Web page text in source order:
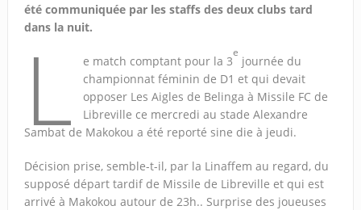
été communiquée par les staffs des deux clubs tard
dans la nuit.
L e match comptant pour la 3
e
journée du
championnat féminin de D1 et qui devait
opposer Les Aigles de Belinga à Missile FC de
Libreville ce mercredi au stade Alexandre
Sambat de Makokou a été reporté sine die à jeudi.
Décision prise, semble-t-il, par la Linaffem au regard, du
supposé départ tardif de Missile de Libreville et qui est
arrivé à Makokou autour de 23h.. Surprise des joueuses